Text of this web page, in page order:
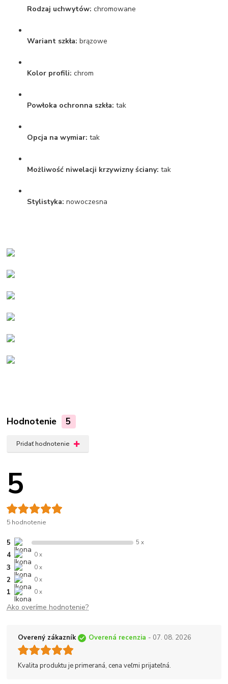
Rodzaj uchwytów: chromowane
Wariant szkła: brązowe
Kolor profili: chrom
Powłoka ochronna szkła: tak
Opcja na wymiar: tak
Możliwość niwelacji krzywizny ściany: tak
Stylistyka: nowoczesna
Hodnotenie 5
Pridať hodnotenie
5
5 hodnotenie
5 5 x
4 0 x
3 0 x
2 0 x
1 0 x
Ako overíme hodnotenie?
Overený zákazník Overená recenzia - 07. 08. 2026
Kvalita produktu je primeraná, cena veľmi prijateľná.